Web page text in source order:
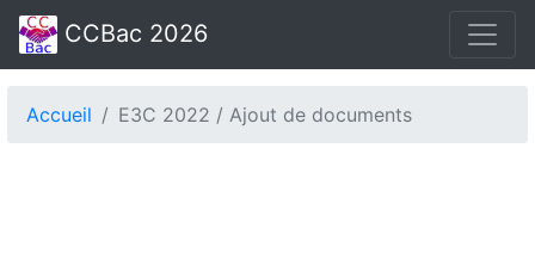
CCBac 2026
Accueil E3C 2022 / Ajout de documents